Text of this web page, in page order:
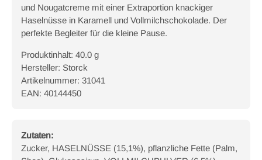
und Nougatcreme mit einer Extraportion knackiger
Haselnüsse in Karamell und Vollmilchschokolade. Der
perfekte Begleiter für die kleine Pause.
Produktinhalt: 40.0 g
Hersteller: Storck
Artikelnummer: 31041
EAN: 40144450
Zutaten:
Zucker, HASELNÜSSE (15,1%), pflanzliche Fette (Palm,